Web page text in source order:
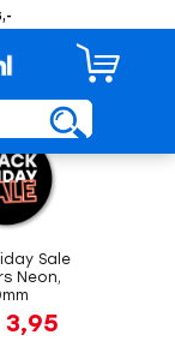
opStandaard
Sale
Neon,
3,95